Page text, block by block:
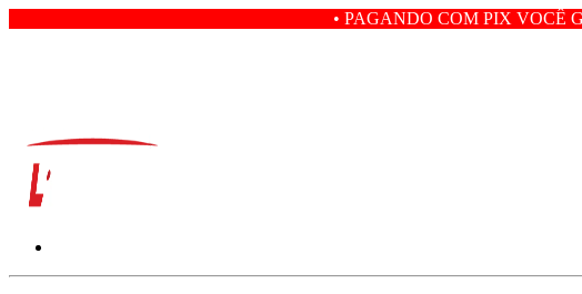
• PAGANDO COM PIX VOCÊ GANHA 5% EM